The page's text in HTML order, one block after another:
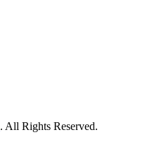
. All Rights Reserved.